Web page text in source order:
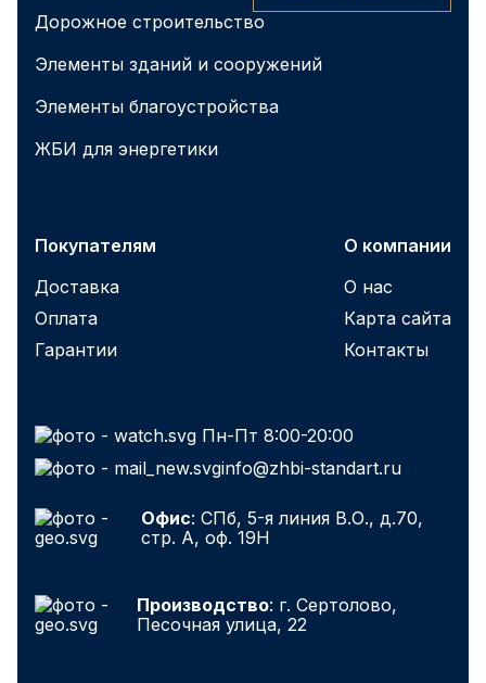
Дорожное строительство
Элементы зданий и сооружений
Элементы благоустройства
ЖБИ для энергетики
Покупателям
Доставка
Оплата
Гарантии
О компании
О нас
Карта сайта
Контакты
Пн-Пт 8:00-20:00
info@zhbi-standart.ru
Офис: СПб, 5-я линия В.О., д.70,
стр. А, оф. 19Н
Производство: г. Сертолово,
Песочная улица, 22